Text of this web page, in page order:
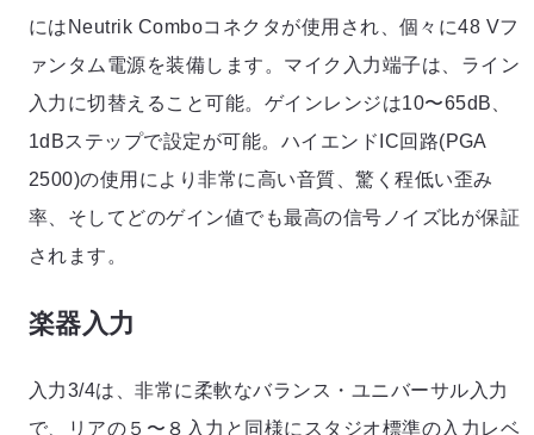
にはNeutrik Comboコネクタが使用され、個々に48 Vフ
ァンタム電源を装備します。マイク入力端子は、ライン
入力に切替えること可能。ゲインレンジは10〜65dB、
1dBステップで設定が可能。ハイエンドIC回路(PGA
2500)の使用により非常に高い音質、驚く程低い歪み
率、そしてどのゲイン値でも最高の信号ノイズ比が保証
されます。
楽器入力
入力3/4は、非常に柔軟なバランス・ユニバーサル入力
で、リアの５〜８入力と同様にスタジオ標準の入力レベ